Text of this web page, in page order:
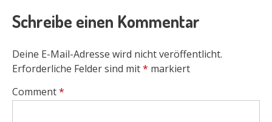
Schreibe einen Kommentar
Deine E-Mail-Adresse wird nicht veröffentlicht.
Erforderliche Felder sind mit* markiert
Comment*